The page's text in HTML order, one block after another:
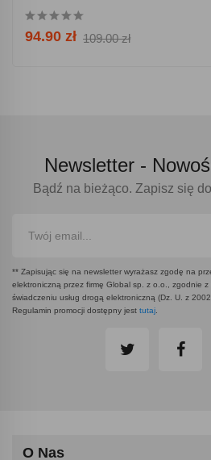
94.90 zł 109.00 zł
Newsletter -
Bądź na bieżąco. Zapisz się
** Zapisując się na newsletter wyrażasz zgodę na
elektroniczną przez firmę Global sp. z o.o., zgodnie
świadczeniu usług drogą elektroniczną (Dz. U. z
Regulamin promocji dostępny jest tutaj.
O Nas